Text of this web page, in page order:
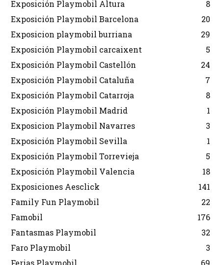
Exposición Playmobil Altura
8
Exposición Playmobil Barcelona
20
Exposicion playmobil burriana
29
Exposición Playmobil carcaixent
5
Exposición Playmobil Castellón
24
Exposición Playmobil Cataluña
7
Exposición Playmobil Catarroja
8
Exposición Playmobil Madrid
1
Exposicion Playmobil Navarres
3
Exposición Playmobil Sevilla
1
Exposición Playmobil Torrevieja
5
Exposición Playmobil Valencia
18
Exposiciones Aesclick
141
Family Fun Playmobil
22
Famobil
176
Fantasmas Playmobil
32
Faro Playmobil
3
Ferias Playmobil
69